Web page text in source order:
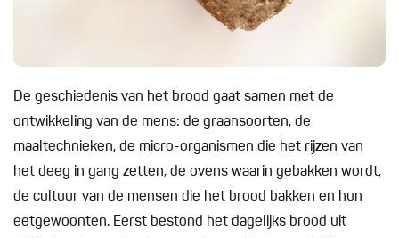
De geschiedenis van het brood gaat samen met de
ontwikkeling van de mens: de graansoorten, de
maaltechnieken, de micro-organismen die het rijzen van
het deeg in gang zetten, de ovens waarin gebakken wordt,
de cultuur van de mensen die het brood bakken en hun
eetgewoonten. Eerst bestond het dagelijks brood uit